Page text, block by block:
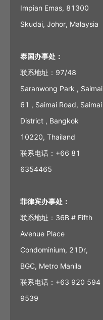
Impian Emas, 81300
Skudai, Johor, Malaysia
泰国办事处：
联系地址：97/48
Saranwong Park , Saimai
61 , Saimai Road, Saimai
District , Bangkok
10220, Thailand
联系电话：+66 81
6354465
菲律宾办事处：
联系地址：36B # Fifth
Avenue Place
Condominium, 21Dr,
BGC, Metro Manila
联系电话：+63 920 594
9539